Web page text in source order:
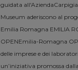
guidata
Museum aderiscono al
Emilia Romagna EMILIA
OPENEmilia-Romagna
delle imprese e dei
un’iniziativa promossa